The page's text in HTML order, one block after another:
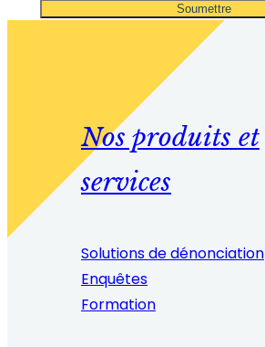
Nos produits et
services
Solutions de dénonciation
Enquêtes
Formation